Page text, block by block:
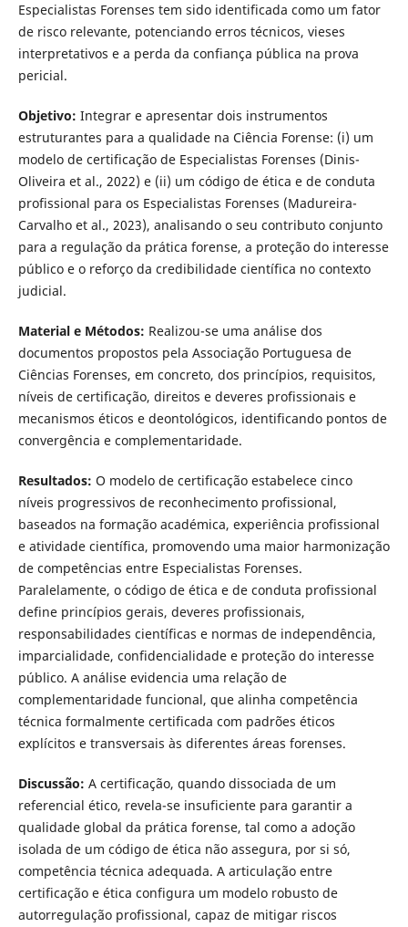
Especialistas Forenses tem sido identificada como um fator
de risco relevante, potenciando erros técnicos, vieses
interpretativos e a perda da confiança pública na prova
pericial.
Objetivo: Integrar e apresentar dois instrumentos
estruturantes para a qualidade na Ciência Forense: (i) um
modelo de certificação de Especialistas Forenses (Dinis-
Oliveira et al., 2022) e (ii) um código de ética e de conduta
profissional para os Especialistas Forenses (Madureira-
Carvalho et al., 2023), analisando o seu contributo conjunto
para a regulação da prática forense, a proteção do interesse
público e o reforço da credibilidade científica no contexto
judicial.
Material e Métodos: Realizou-se uma análise dos
documentos propostos pela Associação Portuguesa de
Ciências Forenses, em concreto, dos princípios, requisitos,
níveis de certificação, direitos e deveres profissionais e
mecanismos éticos e deontológicos, identificando pontos de
convergência e complementaridade.
Resultados: O modelo de certificação estabelece cinco
níveis progressivos de reconhecimento profissional,
baseados na formação académica, experiência profissional
e atividade científica, promovendo uma maior harmonização
de competências entre Especialistas Forenses.
Paralelamente, o código de ética e de conduta profissional
define princípios gerais, deveres profissionais,
responsabilidades científicas e normas de independência,
imparcialidade, confidencialidade e proteção do interesse
público. A análise evidencia uma relação de
complementaridade funcional, que alinha competência
técnica formalmente certificada com padrões éticos
explícitos e transversais às diferentes áreas forenses.
Discussão: A certificação, quando dissociada de um
referencial ético, revela-se insuficiente para garantir a
qualidade global da prática forense, tal como a adoção
isolada de um código de ética não assegura, por si só,
competência técnica adequada. A articulação entre
certificação e ética configura um modelo robusto de
autorregulação profissional, capaz de mitigar riscos